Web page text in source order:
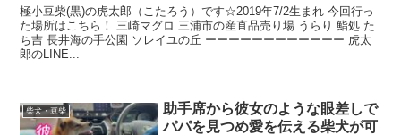
極小豆柴(黒)の虎太郎（こたろう）です☆2019年7/2生まれ 今回行っ
た場所はこちら！ 三崎マグロ 三浦市の産直品売り場 うらり 鮨処 た
ち吉 長井海の手公園 ソレイユの丘 ーーーーーーーーーーーー 虎太
郎のLINE...
柴犬・豆柴
助手席から彼女のような眼差しで
パパを見つめ愛を伝える柴犬が可